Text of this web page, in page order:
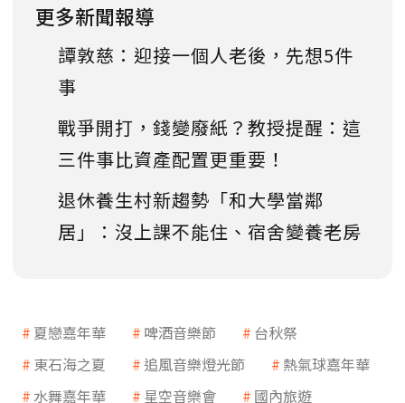
更多新聞報導
譚敦慈：迎接一個人老後，先想5件
事
戰爭開打，錢變廢紙？教授提醒：這
三件事比資產配置更重要！
退休養生村新趨勢「和大學當鄰
居」：沒上課不能住、宿舍變養老房
夏戀嘉年華 啤酒音樂節
台秋祭
東石海之夏
追風音樂燈光節
熱氣球嘉年華
水舞嘉年華
星空音樂會 國內旅遊